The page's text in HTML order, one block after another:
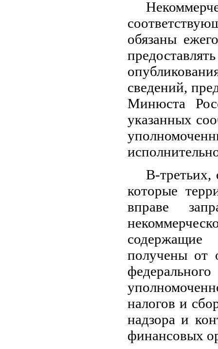
обязаны
сведений,
Минюста
указанных
В-третьих,
которые
вправе
получены от
налогов и
надзора и
финансовых